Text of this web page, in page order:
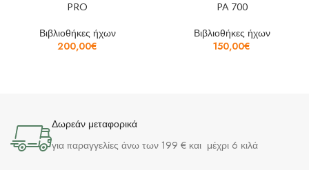
PRO
Βιβλιοθήκες ήχων
200,00€
PA 700
Βιβλιοθήκες ήχων
150,00€
Δωρεάν μεταφορικά
για παραγγελίες άνω των 199 € και μέχρι 6 κιλά